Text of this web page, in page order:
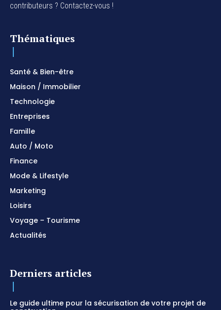
contributeurs ? Contactez-vous !
Thématiques
Santé & Bien-être
Maison / Immobilier
Technologie
Entreprises
Famille
Auto / Moto
Finance
Mode & Lifestyle
Marketing
Loisirs
Voyage – Tourisme
Actualités
Derniers articles
Le guide ultime pour la sécurisation de votre projet de